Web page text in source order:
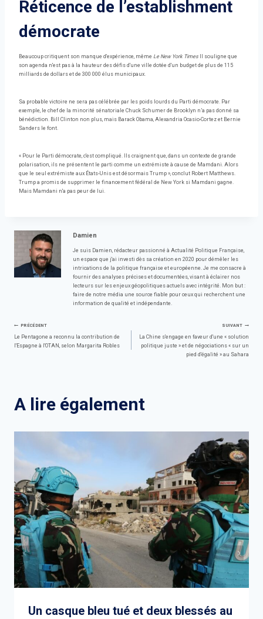
Réticence de l’establishment
démocrate
Beaucoup critiquent son manque d'expérience, même Le New York Times Il souligne que
son agenda n'est pas à la hauteur des défis d'une ville dotée d'un budget de plus de 115
milliards de dollars et de 300 000 élus municipaux.
Sa probable victoire ne sera pas célébrée par les poids lourds du Parti démocrate. Par
exemple, le chef de la minorité sénatoriale Chuck Schumer de Brooklyn n’a pas donné sa
bénédiction. Bill Clinton non plus, mais Barack Obama, Alexandria Ocasio-Cortez et Bernie
Sanders le font.
« Pour le Parti démocrate, c'est compliqué. Ils craignent que, dans un contexte de grande
polarisation, ils ne présentent le parti comme un extrémiste à cause de Mamdani. Alors
que le seul extrémiste aux États-Unis est désormais Trump », conclut Robert Matthews.
Trump a promis de supprimer le financement fédéral de New York si Mamdani gagne.
Mais Mamdani n'a pas peur de lui.
Damien
Je suis Damien, rédacteur passionné à Actualité Politique Française,
un espace que j'ai investi dès sa création en 2020 pour démêler les
intrications de la politique française et européenne. Je me consacre à
fournir des analyses précises et documentées, visant à éclairer nos
lecteurs sur les enjeux géopolitiques actuels avec intégrité. Mon but :
faire de notre média une source fiable pour ceux qui recherchent une
information de qualité et indépendante.
Navigation
PRÉCÉDENT
Le Pentagone a reconnu la contribution de
l'Espagne à l'OTAN, selon Margarita Robles
SUIVANT
La Chine s'engage en faveur d'une « solution
politique juste » et de négociations « sur un
pied d'égalité » au Sahara
A lire également
Un casque bleu tué et deux blessés au